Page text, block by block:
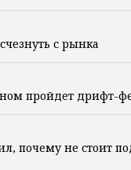
с рынка
пройдет дрифт-
почему не стоит